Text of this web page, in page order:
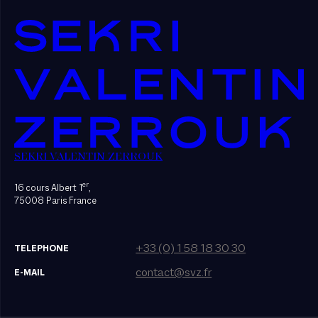
SEKRI VALENTIN ZERROUK
16 cours Albert 1er,
75008 Paris France
TELEPHONE +33 (0) 1 58 18 30 30
E-MAIL contact@svz.fr